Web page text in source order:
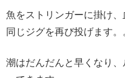
魚をストリンガーに掛け、
同じジグを再び投げます。
潮はだんだんと早くなり